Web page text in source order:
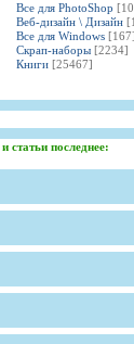
Все для PhotoShop
Веб-дизайн \ Дизайн
Все для Windows [167]
Скрап-наборы [2234]
Книги [25467]
последнее: